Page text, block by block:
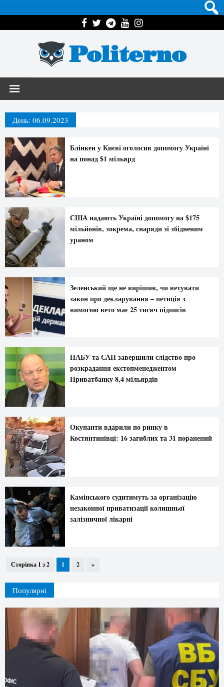
Politerno
День: 06.09.2023
Блінкен у Києві оголосив допомогу Україні
на понад $1 мільярд
США надають Україні допомогу на $175
мільйонів, зокрема, снаряди зі збідненим
ураном
Зеленський ще не вирішив, чи ветувати
закон про декларування – петиція з
вимогою вето має 25 тисяч підписів
НАБУ та САП завершили слідство про
розкрадання екстопменеджентом
Приватбанку 8,4 мільярдів
Окупанти вдарили по ринку в
Костянтинівці: 16 загиблих та 31 поранений
Камінського судитимуть за організацію
незаконної приватизації колишньої
залізничної лікарні
Сторінка 1 з 2 1 2 »
Популярні